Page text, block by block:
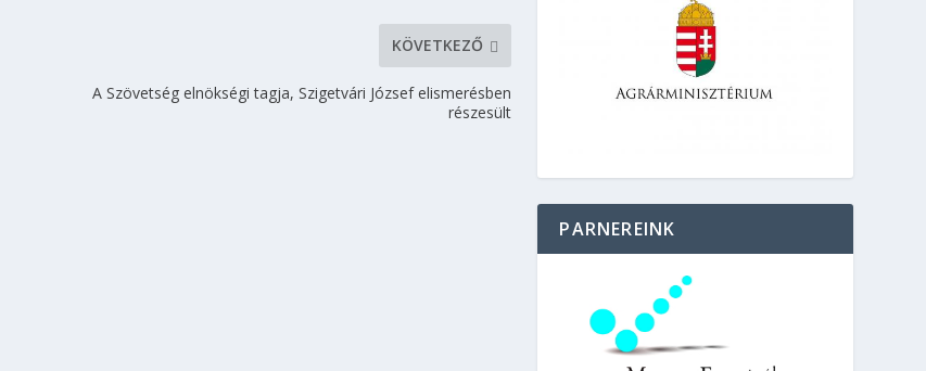
KÖVETKEZŐ
A Szövetség elnökségi tagja, Szigetvári József elismerésben
részesült
PARNEREINK